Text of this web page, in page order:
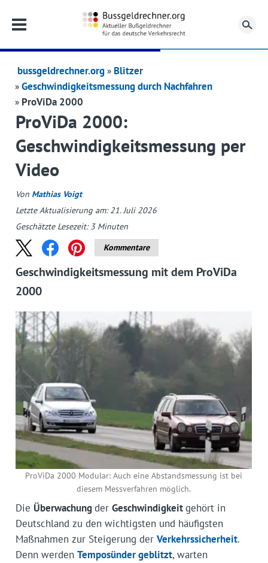
bussgeldrechner.org
Blitzer
Geschwindigkeitsmessung durch Nachfahren
ProViDa 2000
ProViDa 2000:
Geschwindigkeitsmessung per
Video
Von Mathias Voigt
Letzte Aktualisierung am: 21. Juli 2026
Geschätzte Lesezeit:3 Minuten
Kommentare
Geschwindigkeitsmessung mit dem ProViDa
2000
ProViDa 2000 Modular: Auch eine Abstandsmessung ist bei
diesem Messverfahren möglich.
Die Überwachungder Geschwindigkeitgehört in
Deutschland zu den wichtigsten und häufigsten
Maßnahmen zur Steigerung der Verkehrssicherheit.
Denn werden Temposündergeblitzt, warten